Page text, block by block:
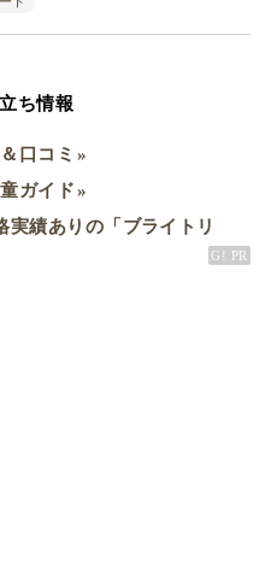
ち情報
口コミ
ガイド
実績ありの「ブライトリ